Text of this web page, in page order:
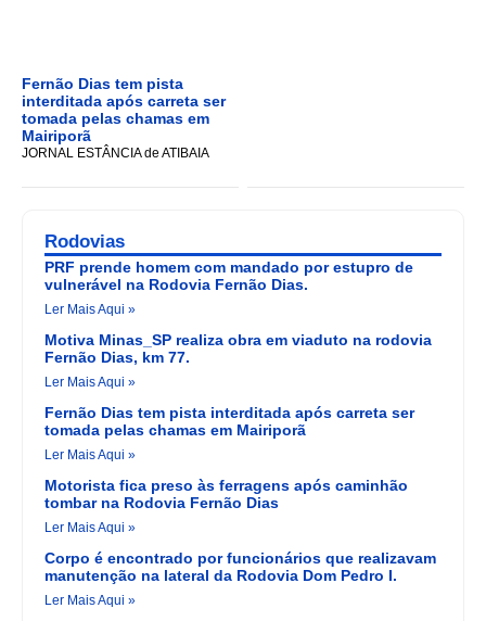
Fernão Dias tem pista
interditada após carreta ser
tomada pelas chamas em
Mairiporã
JORNAL ESTÂNCIA de ATIBAIA
Rodovias
PRF prende homem com mandado por estupro de
vulnerável na Rodovia Fernão Dias.
Ler Mais Aqui »
Motiva Minas_SP realiza obra em viaduto na rodovia
Fernão Dias, km 77.
Ler Mais Aqui »
Fernão Dias tem pista interditada após carreta ser
tomada pelas chamas em Mairiporã
Ler Mais Aqui »
Motorista fica preso às ferragens após caminhão
tombar na Rodovia Fernão Dias
Ler Mais Aqui »
Corpo é encontrado por funcionários que realizavam
manutenção na lateral da Rodovia Dom Pedro I.
Ler Mais Aqui »